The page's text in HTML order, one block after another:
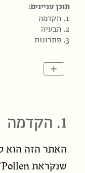
תוכן עניינים:
1. הקדמה
2. הבעיה
3. פתרונות
+
1. הקדמה
האתר הזה הוא
שנקראת Pollen